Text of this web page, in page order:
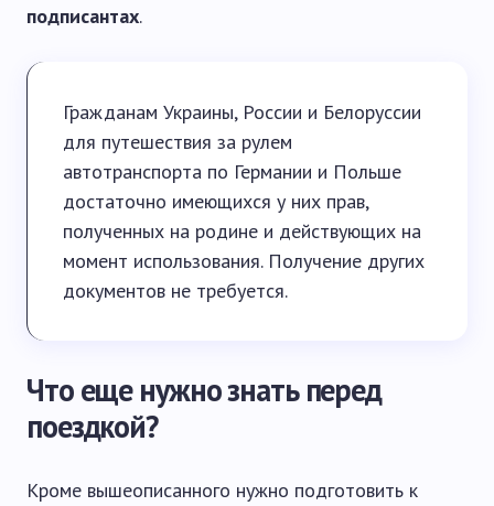
подписантах.
Гражданам Украины, России и Белоруссии
для путешествия за рулем
автотранспорта по Германии и Польше
достаточно имеющихся у них прав,
полученных на родине и действующих на
момент использования. Получение других
документов не требуется.
Что еще нужно знать перед
поездкой?
Кроме вышеописанного нужно подготовить к